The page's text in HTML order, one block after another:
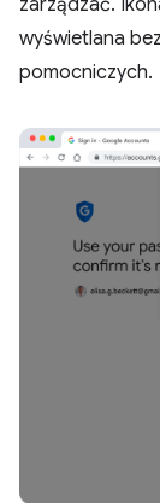
zarządzać.
wyświetlana
pomocniczych.